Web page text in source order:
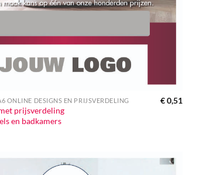
ONLINE DESIGNS EN PRIJSVERDELING
prijsverdeling
en badkamers
€0,51